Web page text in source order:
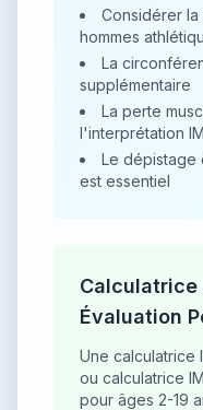
Considérer la
hommes
La
supplémentaire
La perte
l'interprétation
Le dépistage
est essentiel
Calculatrice
Évaluation
Une calculatrice
ou calculatrice
pour âges 2-19